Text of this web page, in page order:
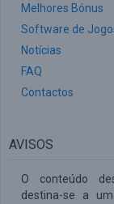
Melhores Bónus
Software de
Notícias
FAQ
Contactos
AVISOS
O conteúdo
destina-se a